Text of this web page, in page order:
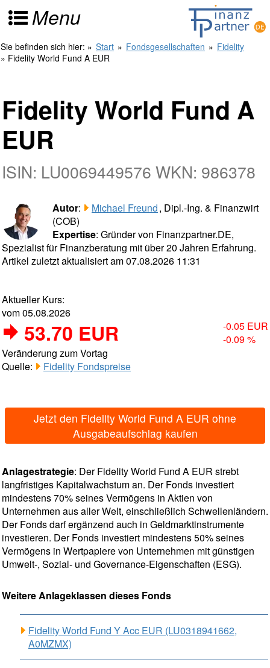
Menu
Sie befinden sich hier: » Start » Fondsgesellschaften » Fidelity
» Fidelity World Fund A EUR
Fidelity World Fund A
EUR
ISIN: LU0069449576 WKN: 986378
Autor: Michael Freund, Dipl.-Ing. & Finanzwirt
(COB)
Expertise: Gründer von Finanzpartner.DE,
Spezialist für Finanzberatung mit über 20 Jahren Erfahrung.
Artikel zuletzt aktualisiert am 07.08.2026 11:31
Aktueller Kurs:
vom 05.08.2026
53.70 EUR
-0.05 EUR
-0.09 %
Veränderung zum Vortag
Quelle:
Fidelity Fondspreise
Jetzt den Fidelity World Fund A EUR ohne
Ausgabeaufschlag kaufen
Anlagestrategie: Der Fidelity World Fund A EUR strebt
langfristiges Kapitalwachstum an. Der Fonds investiert
mindestens 70% seines Vermögens in Aktien von
Unternehmen aus aller Welt, einschließlich Schwellenländern.
Der Fonds darf ergänzend auch in Geldmarktinstrumente
investieren. Der Fonds investiert mindestens 50% seines
Vermögens in Wertpapiere von Unternehmen mit günstigen
Umwelt-, Sozial- und Governance-Eigenschaften (ESG).
Weitere Anlageklassen dieses Fonds
Fidelity World Fund Y Acc EUR (LU0318941662,
A0MZMX)